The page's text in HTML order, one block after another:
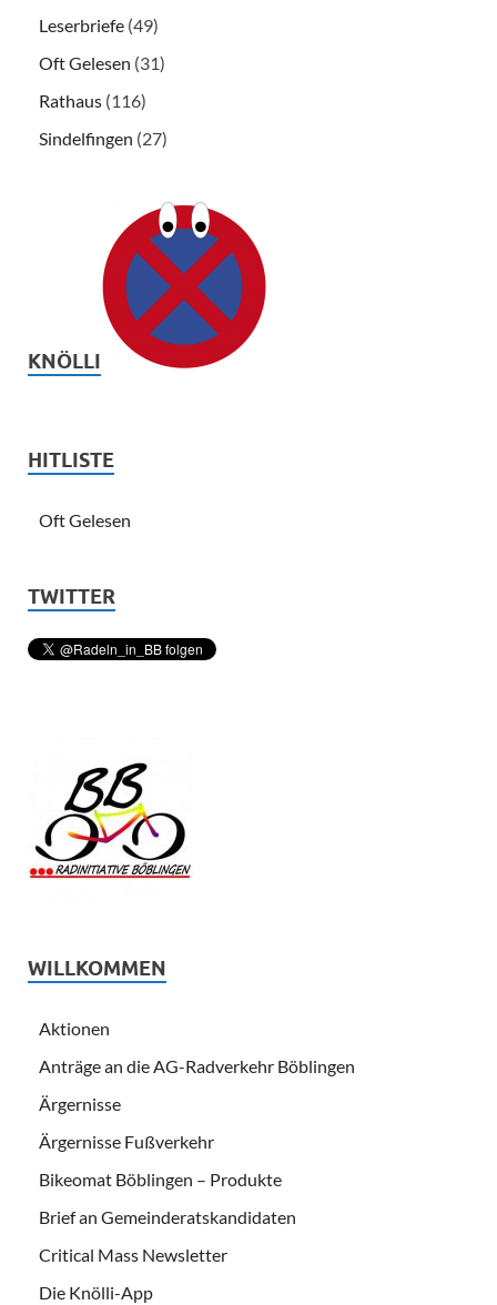
Leserbriefe (49)
Oft Gelesen (31)
Rathaus (116)
Sindelfingen (27)
KNÖLLI
HITLISTE
Oft Gelesen
TWITTER
WILLKOMMEN
Aktionen
Anträge an die AG-Radverkehr Böblingen
Ärgernisse
Ärgernisse Fußverkehr
Bikeomat Böblingen – Produkte
Brief an Gemeinderatskandidaten
Critical Mass Newsletter
Die Knölli-App